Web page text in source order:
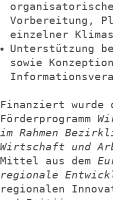
Vorbereitung,
einzelner
Unterstützung
sowie
Finanziert wurde
Förderprogramm
im Rahmen
Wirtschaft und
Mittel aus dem
regionale
regionalen